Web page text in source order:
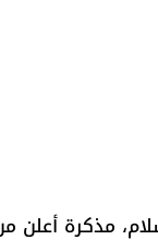
مذكرة أعلن